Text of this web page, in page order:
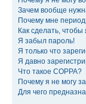
Зачем вообще
Почему мне
Как сделать,
Я забыл пароль!
Я только что
Я давно
Что такое COPPA?
Почему я не могу
Для чего